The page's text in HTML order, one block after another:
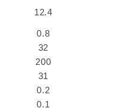
12.4
0.8
32
200
31
0.2
0.1